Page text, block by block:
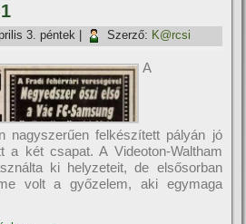
3. péntek Szerző: K@rcsi
A
nagyszerűen felkészí­tett pályán jó
a két csapat. A Videoton-Waltham
ki helyzeteit, de elsősorban
volt a győzelem, aki egymaga